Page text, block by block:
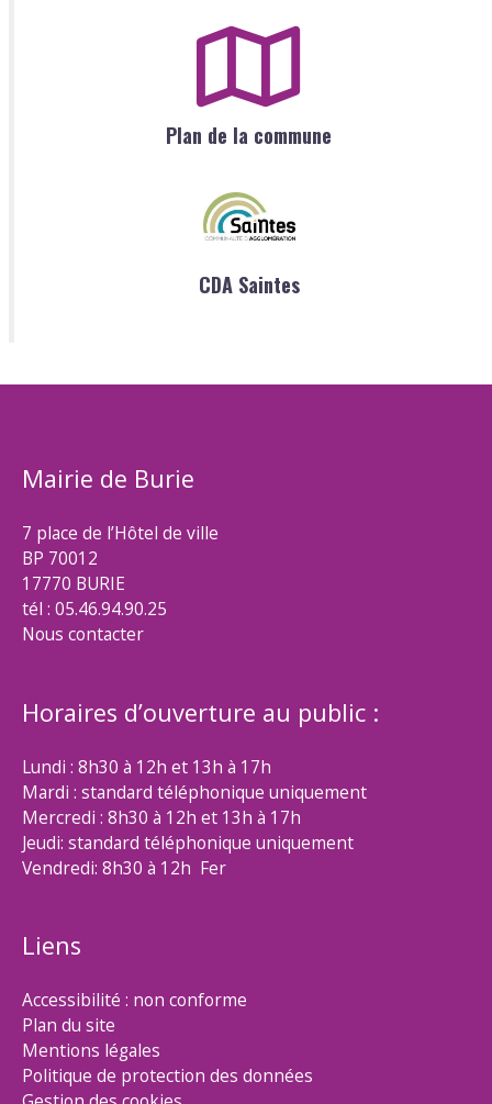
Plan de la commune
CDA Saintes
Mairie de Burie
7 place de l’Hôtel de ville
BP 70012
17770 BURIE
tél : 05.46.94.90.25
Nous contacter
Horaires d’ouverture au public :
Lundi : 8h30 à 12h et 13h à 17h
Mardi : standard téléphonique uniquement
Mercredi : 8h30 à 12h et 13h à 17h
Jeudi: standard téléphonique uniquement
Vendredi: 8h30 à 12h Fer
Liens
Accessibilité : non conforme
Plan du site
Mentions légales
Politique de protection des données